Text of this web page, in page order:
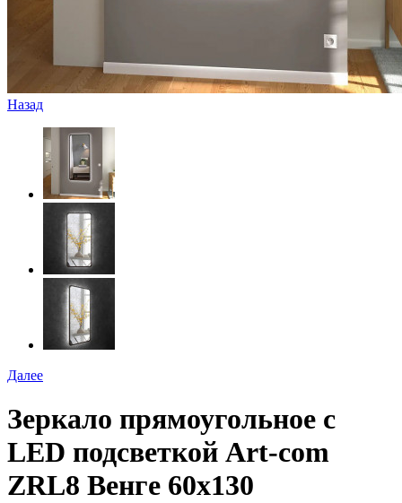
Назад
Далее
Зеркало прямоугольное c
LED подсветкой Art-com
ZRL8 Венге 60х130